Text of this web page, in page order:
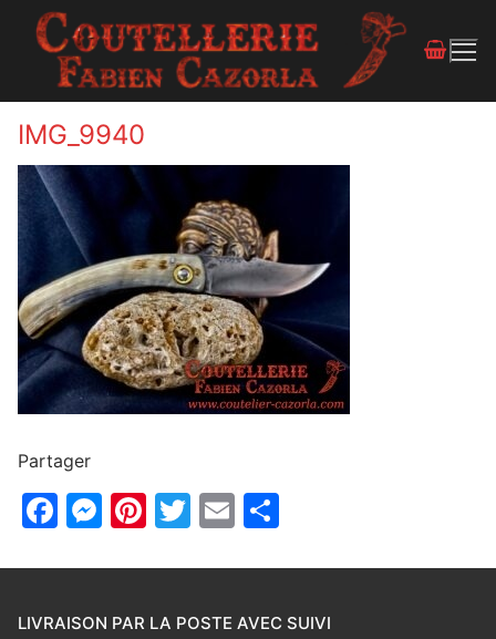
IMG_9940
Partager
Facebook
Messenger
Pinterest
Twitter
Email
LIVRAISON PAR LA POSTE AVEC SUIVI